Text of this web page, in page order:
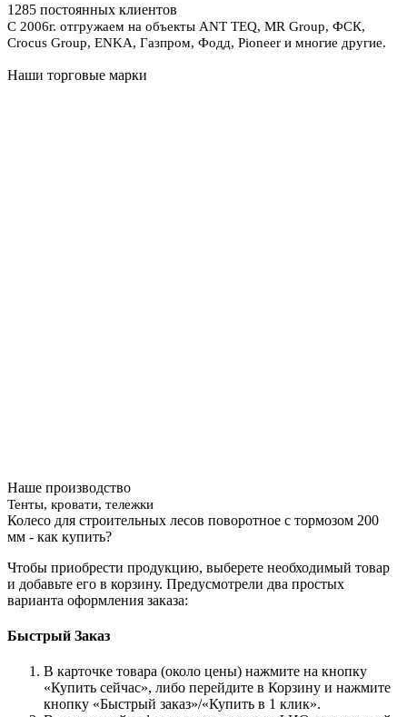
1285 постоянных клиентов
С 2006г. отгружаем на объекты ANT TEQ, MR Group, ФСК,
Crocus Group, ENKA, Газпром, Фодд, Pioneer и многие другие.
Наши торговые марки
Наше производство
Тенты, кровати, тележки
Колесо для строительных лесов поворотное с тормозом 200
мм - как купить?
Чтобы приобрести продукцию, выберете необходимый товар
и добавьте его в корзину. Предусмотрели два простых
варианта оформления заказа:
Быстрый Заказ
В карточке товара (около цены) нажмите на кнопку
«Купить сейчас», либо перейдите в Корзину и нажмите
кнопку «Быстрый заказ»/«Купить в 1 клик».